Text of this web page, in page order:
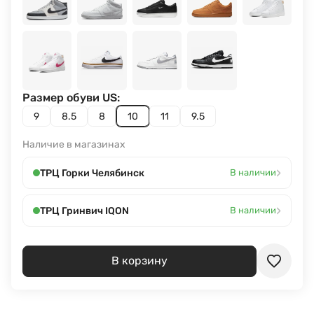
9 8.5 8 10 11 9.5
Размер обуви US:
Наличие в магазинах
ТРЦ Горки Челябинск В наличии›
ТРЦ Гринвич IQON В наличии›
В корзину